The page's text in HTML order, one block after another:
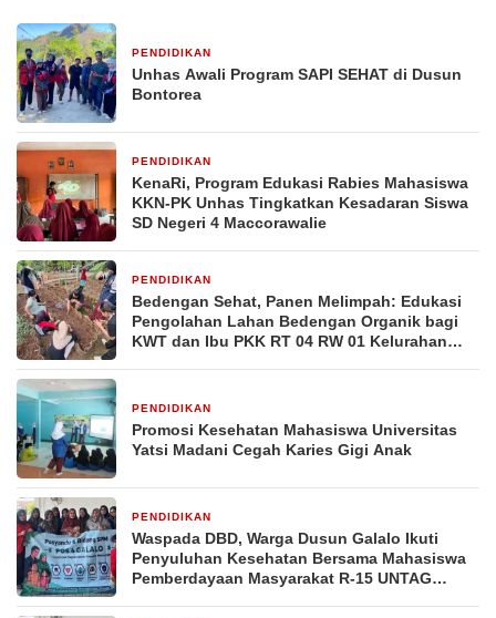
PENDIDIKAN
Unhas Awali Program SAPI SEHAT di Dusun
Bontorea
PENDIDIKAN
KenaRi, Program Edukasi Rabies Mahasiswa
KKN-PK Unhas Tingkatkan Kesadaran Siswa
SD Negeri 4 Maccorawalie
PENDIDIKAN
Bedengan Sehat, Panen Melimpah: Edukasi
Pengolahan Lahan Bedengan Organik bagi
KWT dan Ibu PKK RT 04 RW 01 Kelurahan
PENDIDIKAN
Promosi Kesehatan Mahasiswa Universitas
Yatsi Madani Cegah Karies Gigi Anak
PENDIDIKAN
Waspada DBD, Warga Dusun Galalo Ikuti
Penyuluhan Kesehatan Bersama Mahasiswa
Pemberdayaan Masyarakat R-15 UNTAG